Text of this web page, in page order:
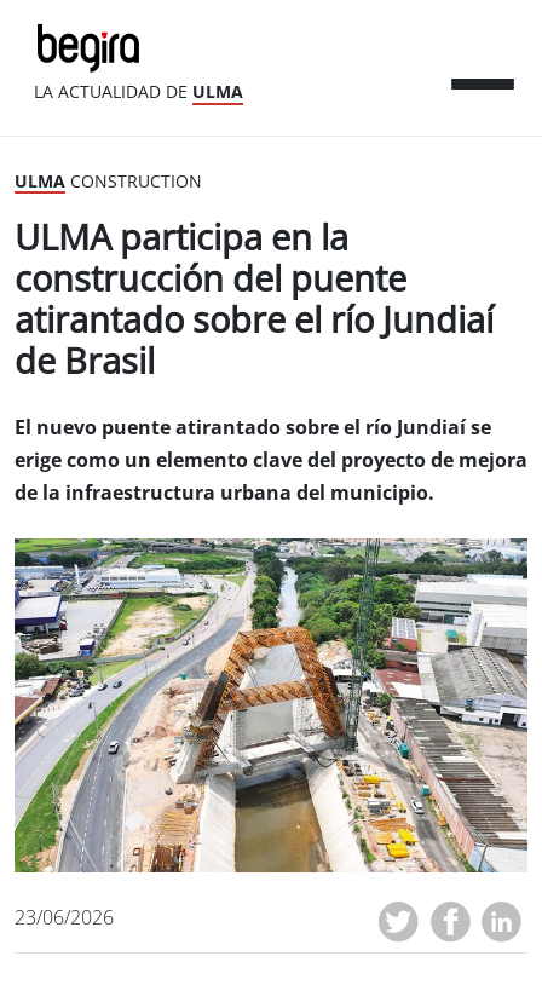
LA ACTUALIDAD DE ULMA
ULMA CONSTRUCTION
ULMA participa en la
construcción del puente
atirantado sobre el río Jundiaí
de Brasil
El nuevo puente atirantado sobre el río Jundiaí se
erige como un elemento clave del proyecto de mejora
de la infraestructura urbana del municipio.
23/06/2026